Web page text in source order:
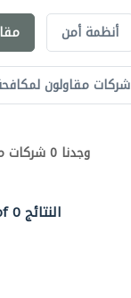
أنظمة أمن
شركات مقاولون
وجدنا 0 شركات مقاولون لمكافحة الحريق
1-10 of 0 النتائج